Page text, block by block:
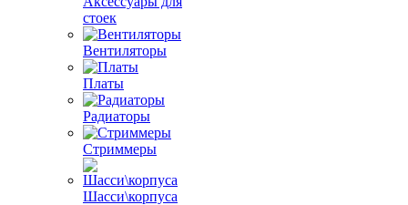
стоек
Вентиляторы
Платы
Радиаторы
Стриммеры
Шасси\корпуса